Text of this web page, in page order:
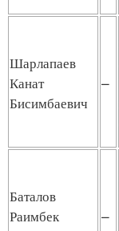
Шарлапаев
Канат
Бисимбаевич
–
Баталов
Раимбек
–